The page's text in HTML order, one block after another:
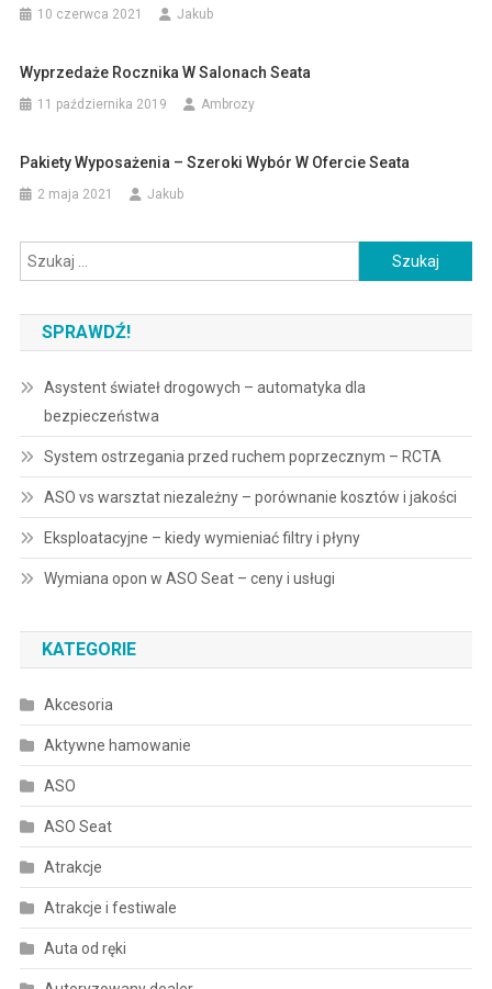
10 czerwca 2021 Jakub
Wyprzedaże Rocznika W Salonach Seata
11 października 2019 Ambrozy
Pakiety Wyposażenia – Szeroki Wybór W Ofercie Seata
2 maja 2021 Jakub
Szukaj:
SPRAWDŹ!
Asystent świateł drogowych – automatyka dla
bezpieczeństwa
System ostrzegania przed ruchem poprzecznym – RCTA
ASO vs warsztat niezależny – porównanie kosztów i jakości
Eksploatacyjne – kiedy wymieniać filtry i płyny
Wymiana opon w ASO Seat – ceny i usługi
KATEGORIE
Akcesoria
Aktywne hamowanie
ASO
ASO Seat
Atrakcje
Atrakcje i festiwale
Auta od ręki